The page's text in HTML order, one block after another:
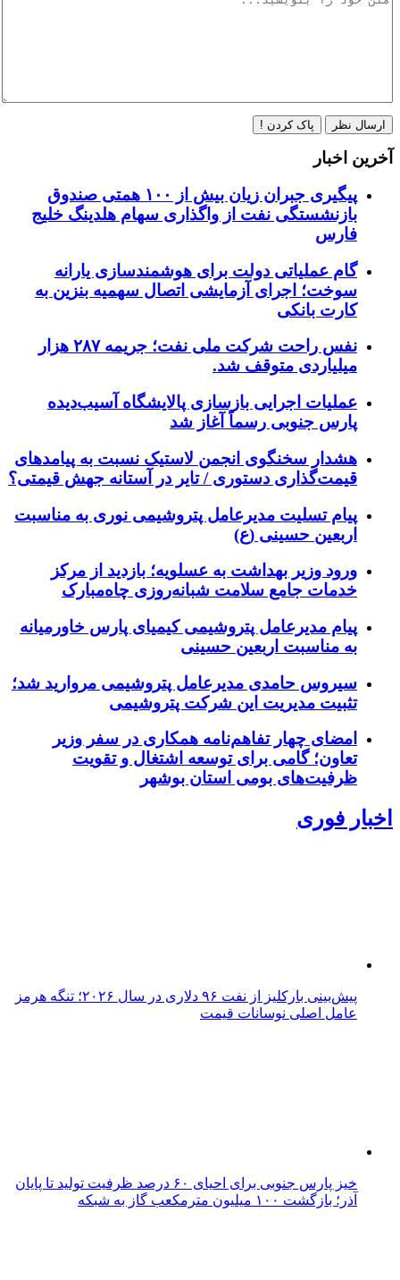
ارسال نظر پاک کردن !
آخرین اخبار
پیگیری جبران زیان بیش از ۱۰۰ همتی صندوق
بازنشستگی نفت از واگذاری سهام هلدینگ خلیج
فارس
گام عملیاتی دولت برای هوشمندسازی یارانه
سوخت؛ اجرای آزمایشی اتصال سهمیه بنزین به
کارت بانکی
نفس راحت شرکت ملی نفت؛ جریمه ۲۸۷ هزار
میلیاردی متوقف شد.
عملیات اجرایی بازسازی پالایشگاه آسیب‌دیده
پارس جنوبی رسماً آغاز شد
هشدار سخنگوی انجمن لاستیک نسبت به پیامدهای
قیمت‌گذاری دستوری / تایر در آستانه جهش قیمتی؟
پیام تسلیت مدیرعامل پتروشیمی نوری به مناسبت
اربعین حسینی (ع)
ورود وزیر بهداشت به عسلویه؛ بازدید از مرکز
خدمات جامع سلامت شبانه‌روزی چاه‌مبارک
پیام مدیرعامل پتروشیمی کیمیای پارس خاورمیانه
به مناسبت اربعین حسینی
سیروس حامدی مدیرعامل پتروشیمی مروارید شد؛
تثبیت مدیریت این شرکت پتروشیمی
امضای چهار تفاهم‌نامه همکاری در سفر وزیر
تعاون؛ گامی برای توسعه اشتغال و تقویت
ظرفیت‌های بومی استان بوشهر
اخبار فوری
پیش‌بینی بارکلیز از نفت ۹۶ دلاری در سال ۲۰۲۶؛ تنگه هرمز
عامل اصلی نوسانات قیمت
خیز پارس جنوبی برای احیای ۶۰ درصد ظرفیت تولید تا پایان
آذر؛ بازگشت ۱۰۰ میلیون مترمکعب گاز به شبکه